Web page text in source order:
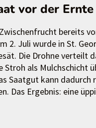
vor der Ernte
bereits
2. Juli wurde in St.
Die Drohne verteilt
Stroh als Mulchschicht
Saatgut kann
Das Ergebnis: eine